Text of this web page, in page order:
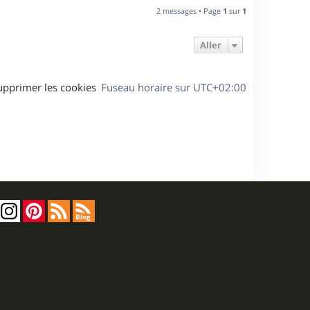
t
2 messages • Page 1 sur 1
Aller
Fuseau horaire sur UTC+02:00
les cookies